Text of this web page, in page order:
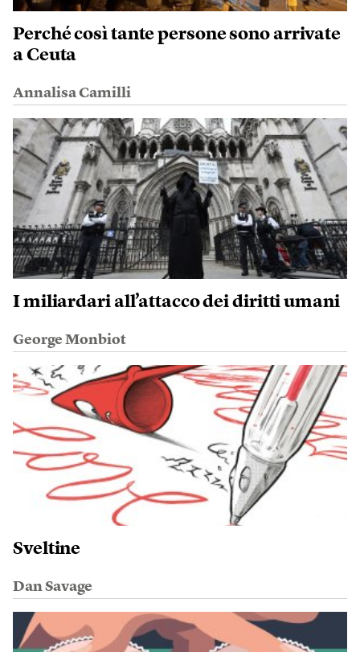
Perché così tante persone sono arrivate
a Ceuta
Annalisa Camilli
I miliardari all’attacco dei diritti umani
George Monbiot
Sveltine
Dan Savage